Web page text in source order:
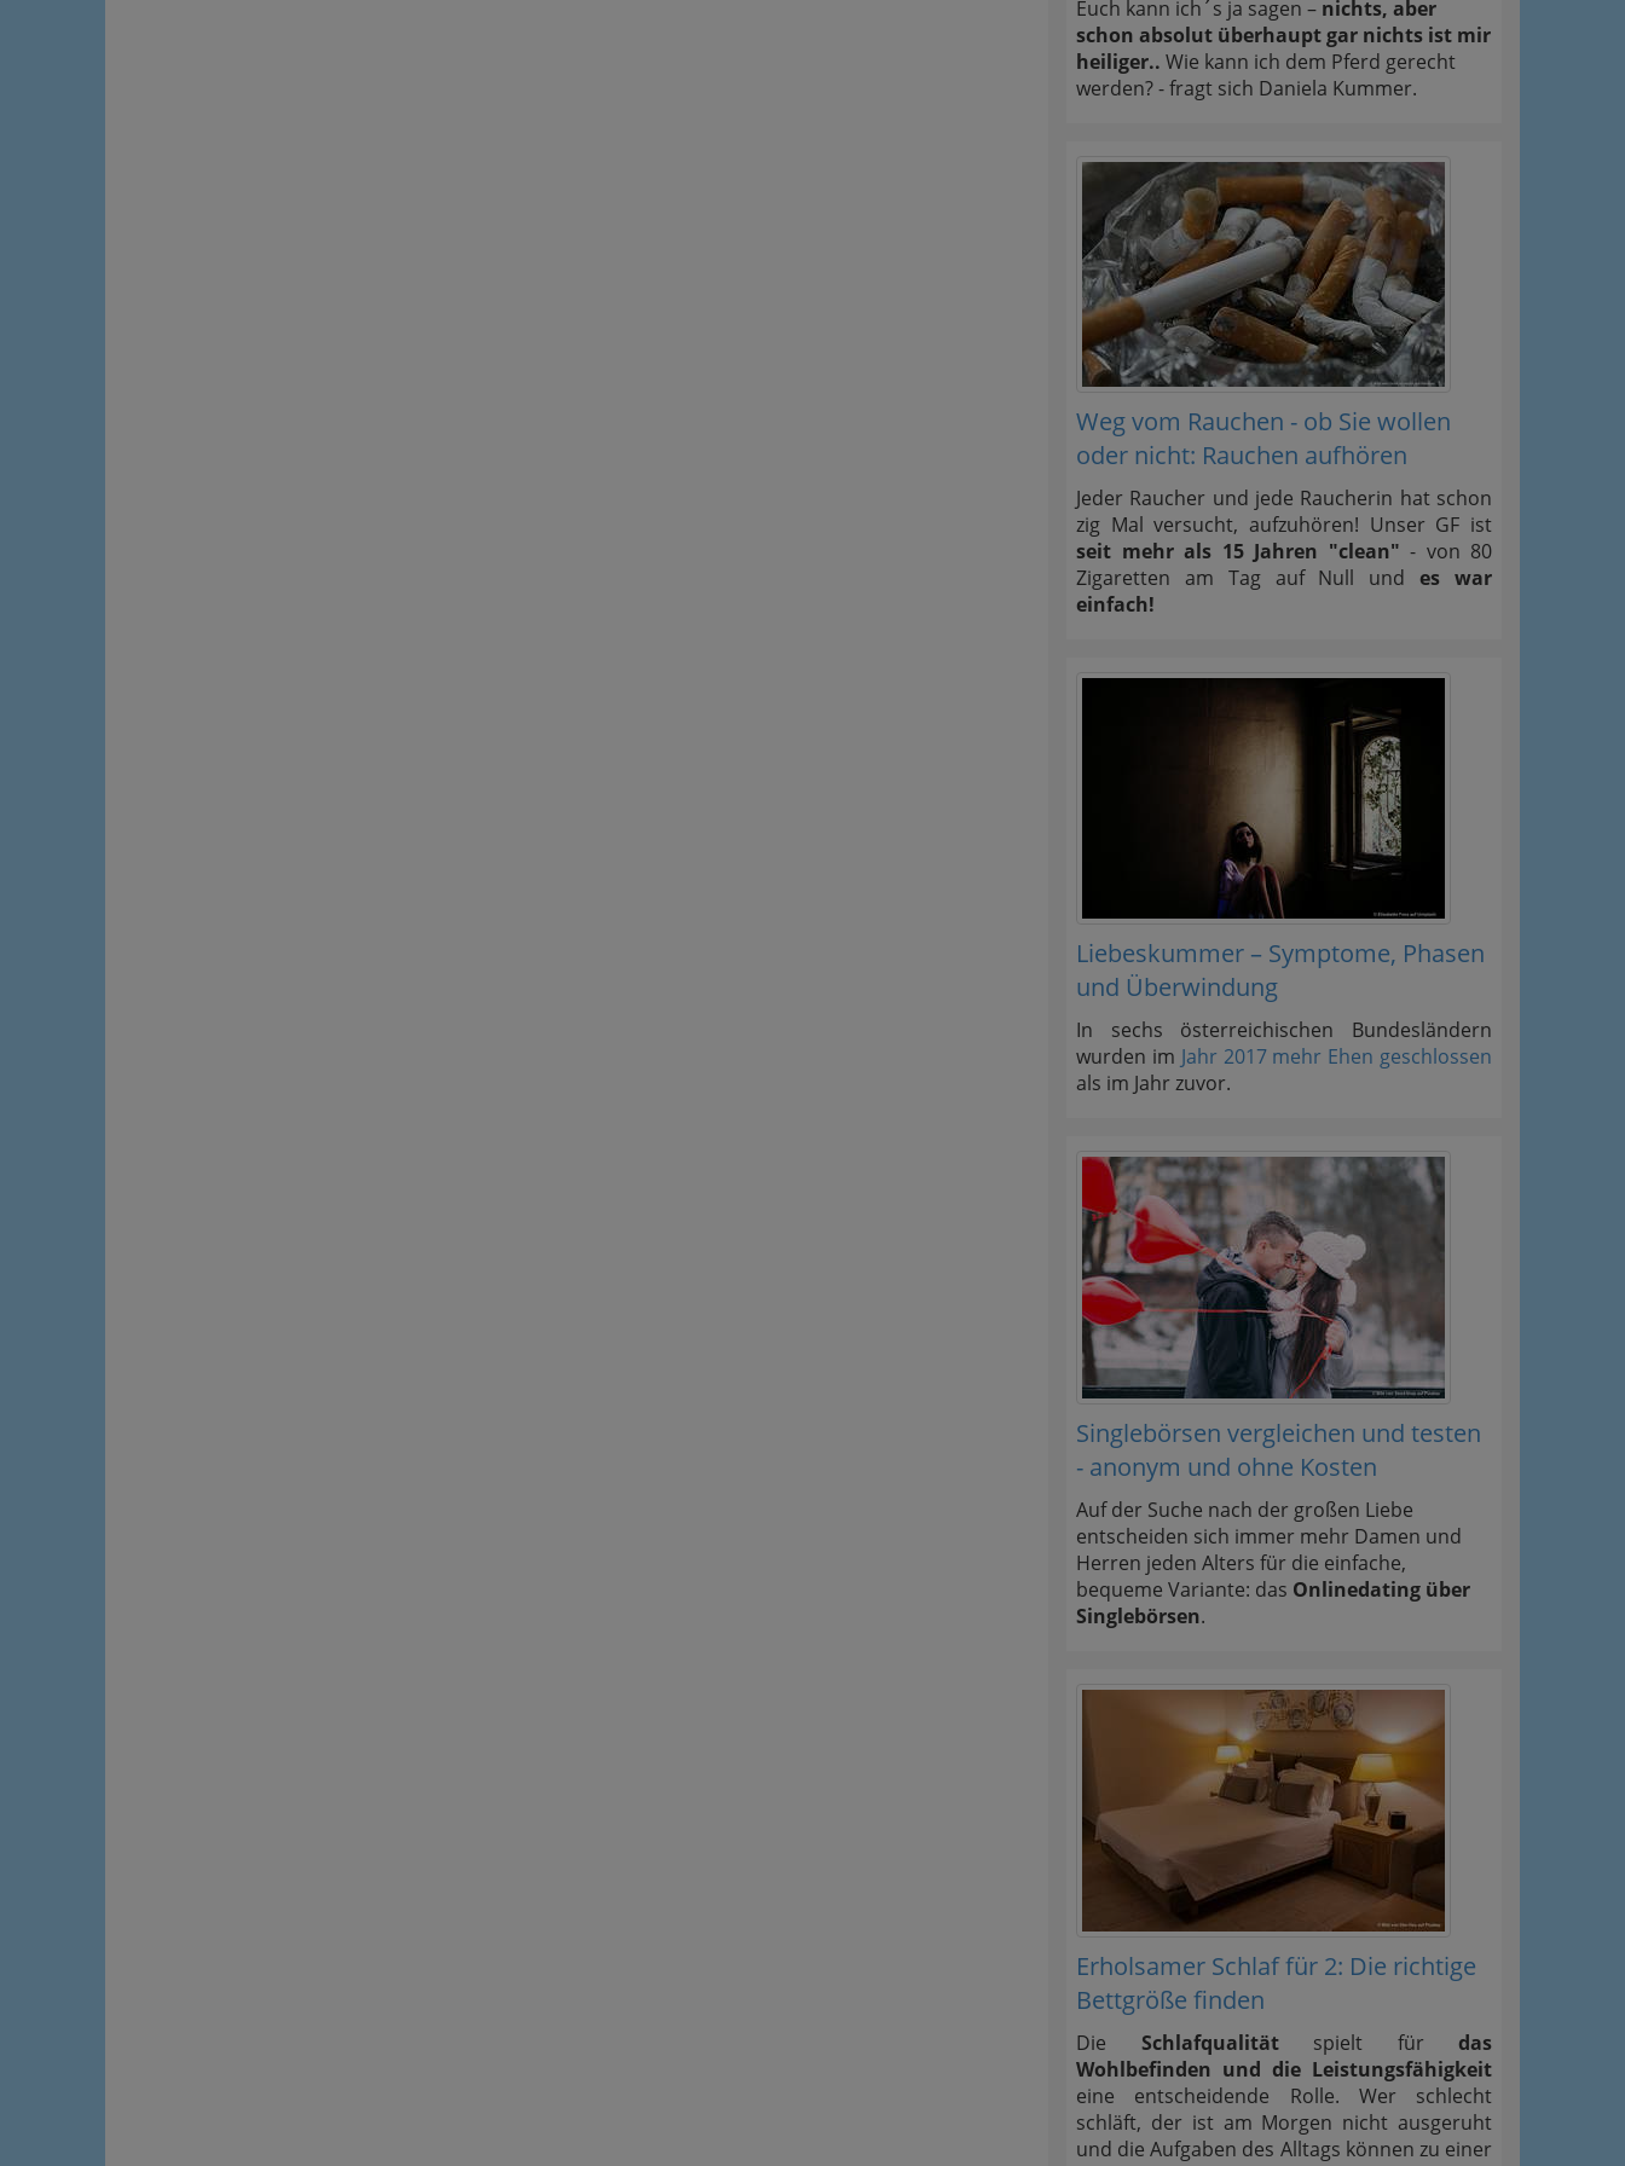
Euch kann ich´s ja sagen – nichts, aber
schon absolut überhaupt gar nichts ist mir
heiliger.. Wie kann ich dem Pferd gerecht
werden? - fragt sich Daniela Kummer.
Weg vom Rauchen - ob Sie wollen
oder nicht: Rauchen aufhören
Jeder Raucher und jede Raucherin hat schon
zig Mal versucht, aufzuhören! Unser GF ist
seit mehr als 15 Jahren "clean" - von 80
Zigaretten am Tag auf Null undes war
einfach!
Liebeskummer – Symptome, Phasen
und Überwindung
In sechs österreichischen Bundesländern
wurden im Jahr 2017 mehr Ehen geschlossen
als im Jahr zuvor.
Singlebörsen vergleichen und testen
- anonym und ohne Kosten
Auf der Suche nach der großen Liebe
entscheiden sich immer mehr Damen und
Herren jeden Alters für die einfache,
bequeme Variante: das Onlinedating über
Singlebörsen.
Erholsamer Schlaf für 2: Die richtige
Bettgröße finden
Die Schlafqualitätspielt für das
Wohlbefinden und die Leistungsfähigkeit
eine entscheidende Rolle. Wer schlecht
schläft, der ist am Morgen nicht ausgeruht
und die Aufgaben des Alltags können zu einer